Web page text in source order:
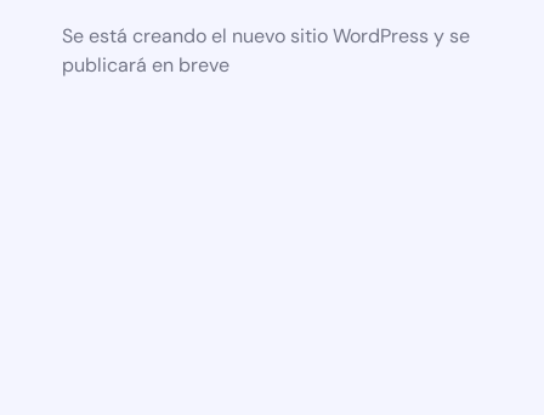
Se está creando el nuevo sitio WordPress y se
publicará en breve